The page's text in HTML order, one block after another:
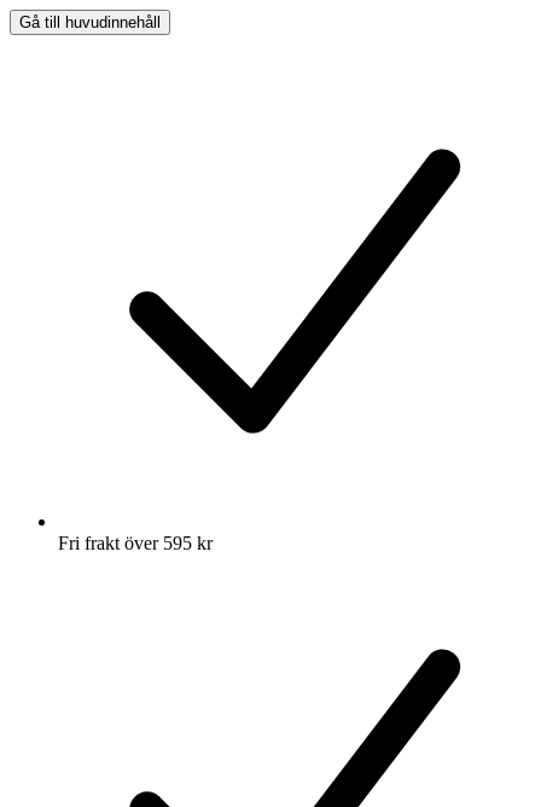
Gå till huvudinnehåll
Fri frakt över 595 kr